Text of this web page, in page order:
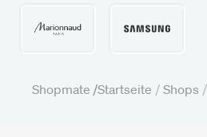
Shopmate /Startseite / Shops /